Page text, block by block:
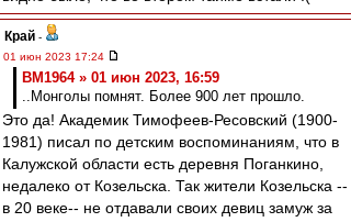
Край -
01 июн 2023 17:24
BM1964 » 01 июн 2023, 16:59
..Монголы помнят. Более 900 лет прошло.
Это да! Академик Тимофеев-Ресовский (1900-
1981) писал по детским воспоминаниям, что в
Калужской области есть деревня Поганкино,
недалеко от Козельска. Так жители Козельска --
в 20 веке-- не отдавали своих девиц замуж за